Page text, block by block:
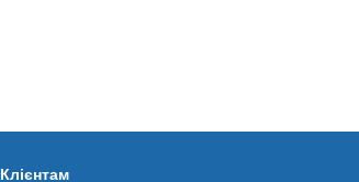
Клієнтам